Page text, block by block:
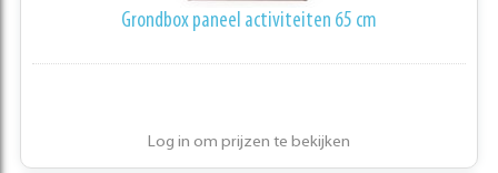
Grondbox paneel activiteiten 65 cm
Log in om prijzen te bekijken